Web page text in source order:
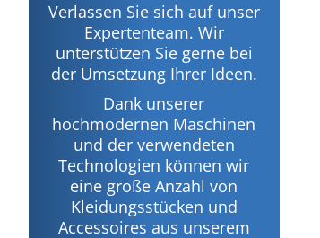
Verlassen Sie sich auf unser
Expertenteam. Wir
unterstützen Sie gerne bei
der Umsetzung Ihrer Ideen.
Dank unserer
hochmodernen Maschinen
und der verwendeten
Technologien können wir
eine große Anzahl von
Kleidungsstücken und
Accessoires aus unserem